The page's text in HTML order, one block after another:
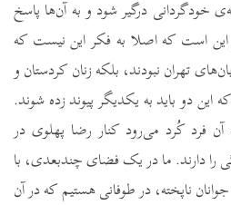
خودگردانی درگیر شود و به آن‌ها پاسخ
است که اصلا به فکر این نیست که
تهران نبودند، بلکه زنان کردستان و
این دو باید به یکدیگر پیوند زده شوند.
فرد کُرد می‌رود کنار رضا پهلوی در
را دارند. ما در یک فضای چندبعدی، با
ناپخته، در طوفانی هستیم که در آن